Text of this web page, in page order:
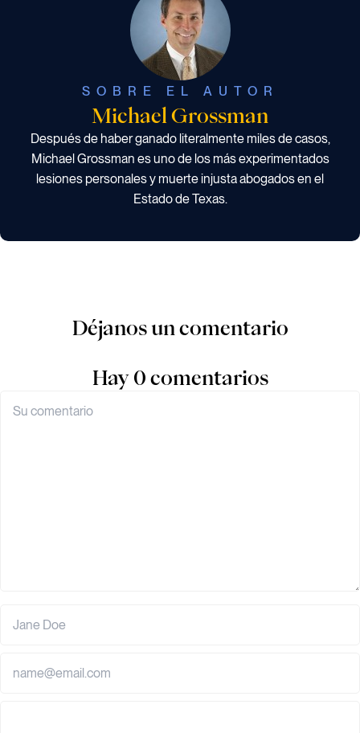
SOBRE EL AUTOR
Michael Grossman
Después de haber ganado literalmente miles de casos,
Michael Grossman es uno de los más experimentados
lesiones personales y muerte injusta abogados en el
Estado de Texas.
Déjanos un comentario
Hay 0 comentarios